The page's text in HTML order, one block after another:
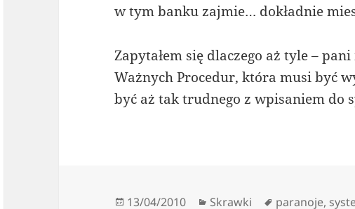
w tym banku zajmie… dokładnie
Zapytałem się dlaczego aż tyle –
Ważnych Procedur, która musi być
być aż tak trudnego z wpisaniem do
Data
13/04/2010 Kategorie
Skrawki Tagi
paranoje,